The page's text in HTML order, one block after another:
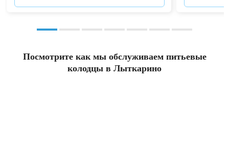
Посмотрите как мы обслуживаем питьевые
колодцы в Лыткарино